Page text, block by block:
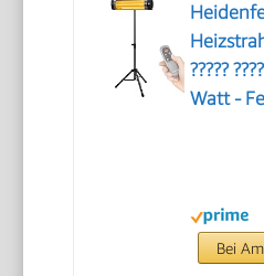
?????
Watt -
(IH100)
Bei